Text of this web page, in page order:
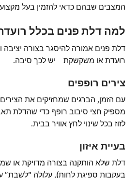
המצבים שבהם כדאי להזמין בעל
למה דלת פנים בכלל
דלת פנים אמורה להיסגר בצורה יציבה
רועדת או משקשקת – יש לכך סיבה.
צירים רופפים
עם הזמן, הברגים שמחזיקים את
מספיק חצי סיבוב רופף כדי שהדלת
לזוז בכל שינוי לחץ אוויר בבית.
בעיית איזון
דלת שלא הותקנה בצורה מדויקת או
בעקבות ספיגת לחות), עלולה “לשבת”